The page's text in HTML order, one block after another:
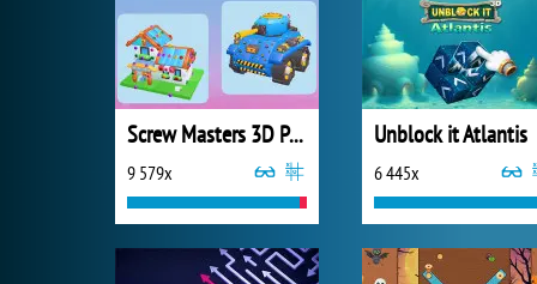
Screw Masters 3D Puzzle
9 579x
Unblock it Atlantis
6 445x